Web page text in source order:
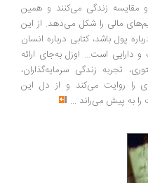
زندگی می‌کنند و همین
را شکل می‌دهد. از این
کتابی درباره انسان
است... اوزل به‌جای ارائه
زندگی سرمایه‌گذاران،
روایت می‌کند و از دل این
می‌راند ...